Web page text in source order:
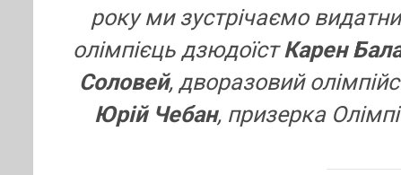
року ми зустрічаємо
олімпієць дзюдоїстКарен
Соловей, дворазовий
Юрій Чебан, призерка